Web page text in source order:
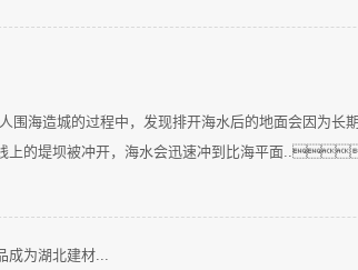
围海造城的过程中，发现排开海水后的地面会因为
上的堤坝被冲开，海水会迅速冲到比海平面
为湖北建材...